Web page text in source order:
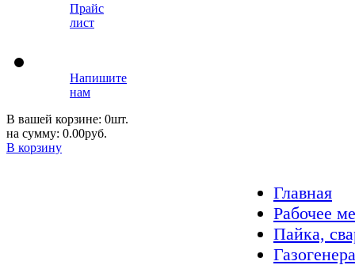
Прайс
лист
Напишите
нам
В вашей корзине: 0шт.
на сумму: 0.00руб.
В корзину
Главная
Рабочее
Пайка,